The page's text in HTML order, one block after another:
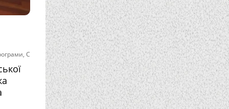
, С